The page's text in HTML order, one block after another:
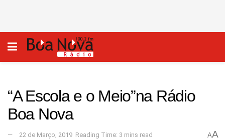
“A Escola e o Meio”na Rádio
Boa Nova
22 de Março, 2019 Reading Time: 3 mins read AA